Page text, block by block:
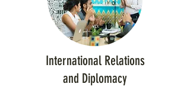
International Relations
and Diplomacy